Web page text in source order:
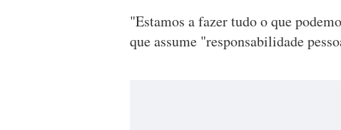
"Estamos a fazer tudo o que
que assume "responsabilidade